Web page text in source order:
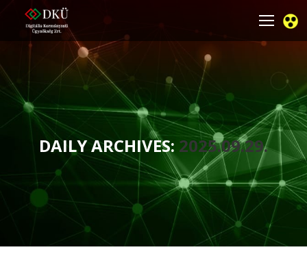
DAILY ARCHIVES: 2025.09.29.
You are here: